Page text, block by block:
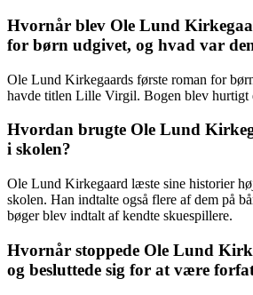
Hvornår blev Ole Lund
for børn udgivet, og hvad var
Ole Lund Kirkegaards første roman for
havde titlen Lille Virgil. Bogen blev hurtigt
Hvordan brugte Ole Lund
i skolen?
Ole Lund Kirkegaard læste sine historier
skolen. Han indtalte også flere af dem på
bøger blev indtalt af kendte skuespillere.
Hvornår stoppede Ole Lund
og besluttede sig for at være